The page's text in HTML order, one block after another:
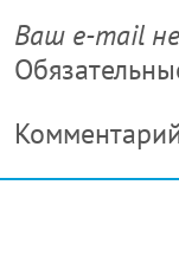
Ваш e-mail